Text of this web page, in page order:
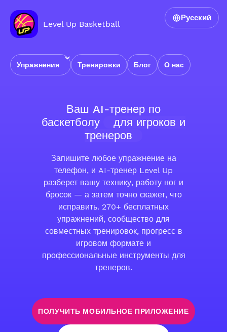
Level Up Basketball
Упражнения Тренировки Блог О нас
Русский
Ваш AI-тренер по
баскетболу
для игроков и
тренеров
Запишите любое упражнение на
телефон, и AI-тренер Level Up
разберет вашу технику, работу ног и
бросок — а затем точно скажет, что
исправить. 270+ бесплатных
упражнений, сообщество для
совместных тренировок, прогресс в
игровом формате и
профессиональные инструменты для
тренеров.
ПОЛУЧИТЬ МОБИЛЬНОЕ ПРИЛОЖЕНИЕ